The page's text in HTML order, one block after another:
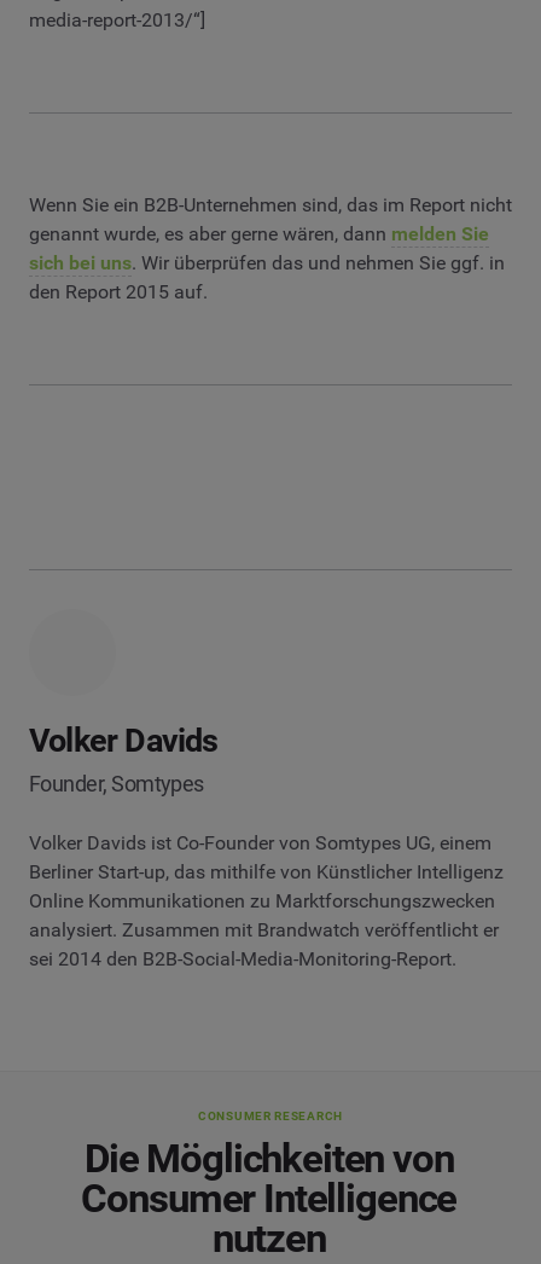
media-report-2013/“]
Wenn Sie ein B2B-Unternehmen sind, das im Report nicht
genannt wurde, es aber gerne wären, dann melden Sie
sich bei uns. Wir überprüfen das und nehmen Sie ggf. in
den Report 2015 auf.
Volker Davids
Founder, Somtypes
Volker Davids ist Co-Founder von Somtypes UG, einem
Berliner Start-up, das mithilfe von Künstlicher Intelligenz
Online Kommunikationen zu Marktforschungszwecken
analysiert. Zusammen mit Brandwatch veröffentlicht er
sei 2014 den B2B-Social-Media-Monitoring-Report.
CONSUMER RESEARCH
Die Möglichkeiten von
Consumer Intelligence
nutzen